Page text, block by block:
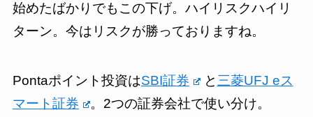
始めたばかりでもこの下げ。ハイリスクハイリ
ターン。今はリスクが勝っておりますね。
Pontaポイント投資はSBI証券 と 三菱UFJ eス
マート証券
。2つの証券会社で使い分け。